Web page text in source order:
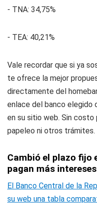
- TNA: 34,75%
- TEA: 40,21%
Vale recordar que si ya
te ofrece la mejor
directamente del
enlace del banco elegido
en su sitio web. Sin costo
papeleo ni otros trámites.
Cambió el plazo fijo
pagan más intereses
El Banco Central de la
su web una tabla